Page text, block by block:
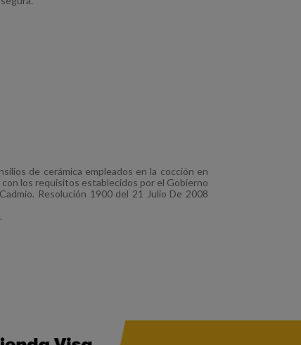
de cerámica empleados en la cocción en
los requisitos establecidos por el Gobierno
Resolución 1900 del 21 Julio De 2008